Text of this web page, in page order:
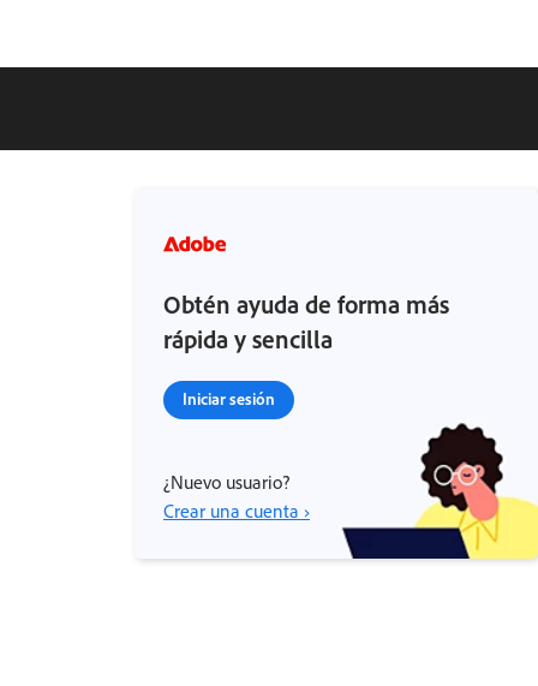
Obtén ayuda de forma más
rápida y sencilla
Iniciar sesión
¿Nuevo usuario?
Crear una cuenta ›